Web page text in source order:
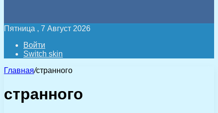
Пятница , 7 Август 2026
Войти
Switch skin
Главная/странного
странного